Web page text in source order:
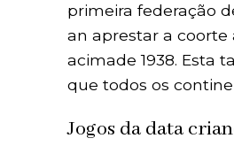
primeira federação
an aprestar a coorte
acimade 1938. Esta
que todos os
Jogos da data